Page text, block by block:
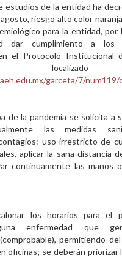
estudios de la entidad ha
riesgo alto color
para la entidad, por
dar cumplimiento a los
el Protocolo Institucional
garceta/7/
de la pandemia se solicita a
las medidas
uso irrestricto de
aplicar la sana distancia
continuamente las manos
los horarios para el
enfermedad que
permitiendo
oficinas; se deberán priorizar